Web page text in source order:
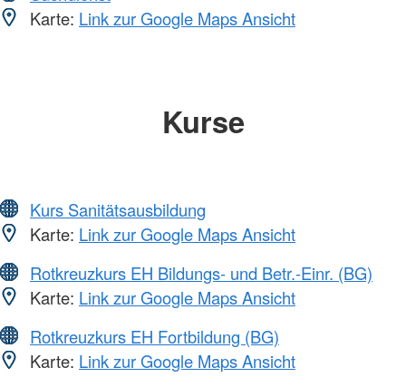
Karte: Link zur Google Maps Ansicht
Kurse
Kurs Sanitätsausbildung
Karte: Link zur Google Maps Ansicht
Rotkreuzkurs EH Bildungs- und Betr.-Einr. (BG)
Karte: Link zur Google Maps Ansicht
Rotkreuzkurs EH Fortbildung (BG)
Karte: Link zur Google Maps Ansicht